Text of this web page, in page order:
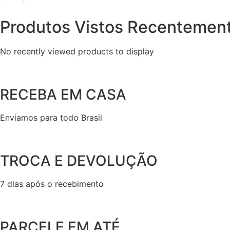
Produtos Vistos
No recently viewed products to display
RECEBA EM CASA
Enviamos para todo Brasil
TROCA E DEVOLUÇÃO
7 dias após o recebimento